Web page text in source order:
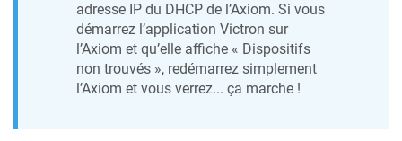
adresse IP du DHCP de l’Axiom. Si vous
démarrez l’application Victron sur
l’Axiom et qu’elle affiche « Dispositifs
non trouvés », redémarrez simplement
l’Axiom et vous verrez... ça marche !